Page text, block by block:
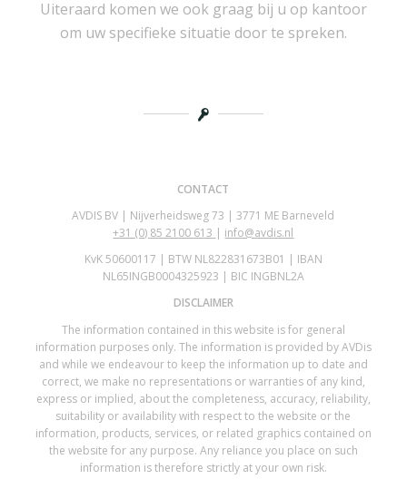
Uiteraard komen we ook graag bij u op kantoor
om uw specifieke situatie door te spreken.
CONTACT
AVDIS BV | Nijverheidsweg 73 | 3771 ME Barneveld
+31 (0) 85 2100 613 | info@avdis.nl
KvK 50600117 | BTW NL822831673B01 | IBAN
NL65INGB0004325923 | BIC INGBNL2A
DISCLAIMER
The information contained in this website is for general
information purposes only. The information is provided by AVDis
and while we endeavour to keep the information up to date and
correct, we make no representations or warranties of any kind,
express or implied, about the completeness, accuracy, reliability,
suitability or availability with respect to the website or the
information, products, services, or related graphics contained on
the website for any purpose. Any reliance you place on such
information is therefore strictly at your own risk.